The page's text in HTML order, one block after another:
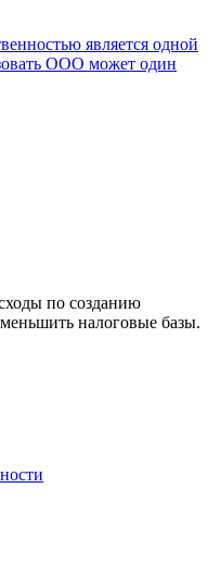
является одной
ООО может один
по созданию
налоговые базы.